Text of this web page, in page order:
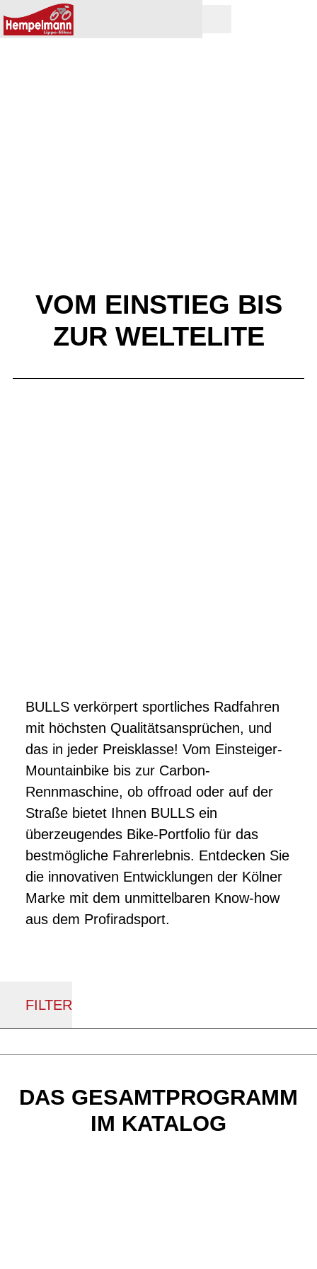
VOM EINSTIEG BIS
ZUR WELTELITE
BULLS verkörpert sportliches Radfahren
mit höchsten Qualitätsansprüchen, und
das in jeder Preisklasse! Vom Einsteiger-
Mountainbike bis zur Carbon-
Rennmaschine, ob offroad oder auf der
Straße bietet Ihnen BULLS ein
überzeugendes Bike-Portfolio für das
bestmögliche Fahrerlebnis. Entdecken Sie
die innovativen Entwicklungen der Kölner
Marke mit dem unmittelbaren Know-how
aus dem Profiradsport.
FILTER
DAS GESAMTPROGRAMM
IM KATALOG